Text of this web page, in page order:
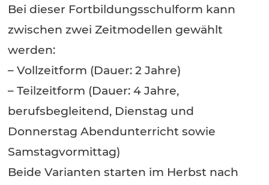
Bei dieser Fortbildungsschulform kann
zwischen zwei Zeitmodellen gewählt
werden:
– Vollzeitform (Dauer: 2 Jahre)
– Teilzeitform (Dauer: 4 Jahre,
berufsbegleitend, Dienstag und
Donnerstag Abendunterricht sowie
Samstagvormittag)
Beide Varianten starten im Herbst nach